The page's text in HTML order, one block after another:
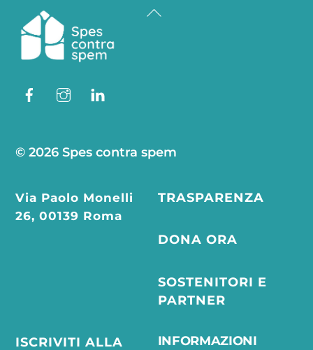
Back
FacebookInstagram
© 2026 Spes contra spem
Via Paolo Monelli
26, 00139 Roma
TRASPARENZA
DONA ORA
SOSTENITORI E
PARTNER
ISCRIVITI ALLA
INFORMAZIONI